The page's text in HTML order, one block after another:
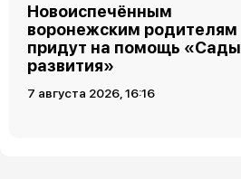
Новоиспечённым
воронежским родителям
придут на помощь «Сады
развития»
7 августа 2026, 16:16